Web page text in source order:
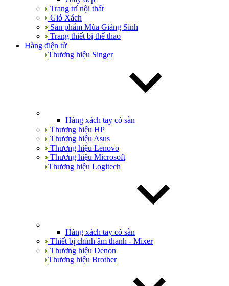
Trang trí nội thất
Giỏ Xách
Sản phẩm Mùa Giáng Sinh
Trang thiết bị thể thao
Hàng điện tử
Thương hiệu Singer
Hàng xách tay có sẵn
Thương hiệu HP
Thương hiệu Asus
Thương hiệu Lenovo
Thương hiệu Microsoft
Thương hiệu Logitech
Hàng xách tay có sẵn
Thiết bị chỉnh âm thanh - Mixer
Thương hiệu Denon
Thương hiệu Brother